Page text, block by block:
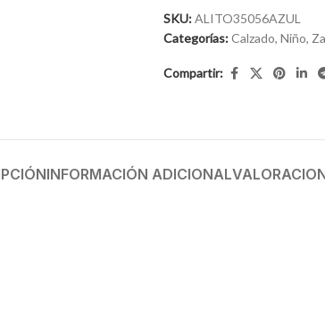
SKU:ALITO35056AZUL
Categorías:Calzado, Niño,
Compartir:
INFORMACIÓN ADICIONAL